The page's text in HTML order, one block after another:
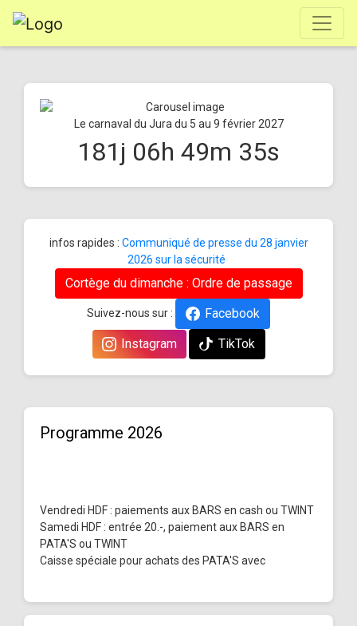
Le carnaval du Jura du 5 au 9 février 2027
181 j 06h 49m 35s
infos rapides : Communiqué de presse du 28 janvier
2026 sur la sécurité
Cortège du dimanche : Ordre de passage
Suivez-nous sur :
Facebook
Instagram
TikTok
Programme 2026
Vendredi HDF : paiements aux BARS en cash ou TWINT
Samedi HDF : entrée 20.-, paiement aux BARS en
PATA'S ou TWINT
Caisse spéciale pour achats des PATA'S avec